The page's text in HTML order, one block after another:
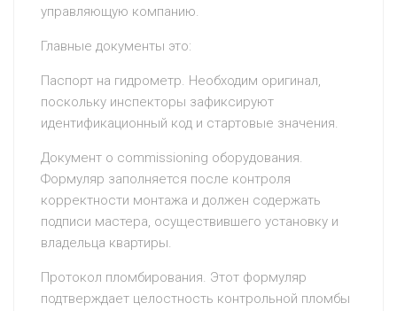
управляющую компанию.
Главные документы это:
Паспорт на гидрометр. Необходим оригинал,
поскольку инспекторы зафиксируют
идентификационный код и стартовые значения.
Документ о commissioning оборудования.
Формуляр заполняется после контроля
корректности монтажа и должен содержать
подписи мастера, осуществившего установку и
владельца квартиры.
Протокол пломбирования. Этот формуляр
подтверждает целостность контрольной пломбы